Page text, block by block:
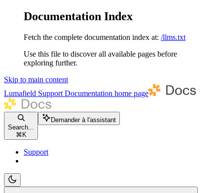
Documentation Index
Fetch the complete documentation index at: /llms.txt
Use this file to discover all available pages before
exploring further.
Skip to main content
Lumafield Support Documentation home page
Search...
⌘ K
Demander à l'assistant
Support